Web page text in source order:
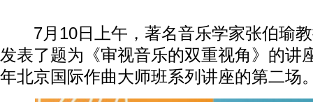
7月10日上午，著名音乐学家张伯瑜教
发表了题为《审视音乐的双重视角》的讲
年北京国际作曲大师班系列讲座的第二场